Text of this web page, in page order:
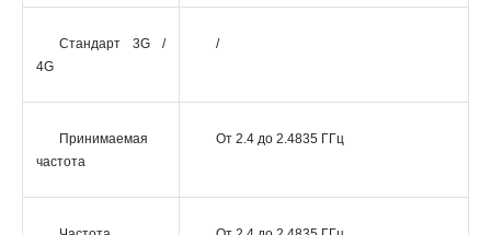
Стандарт 3G /
4G
/
Принимаемая
частота
От 2.4 до 2.4835 ГГц